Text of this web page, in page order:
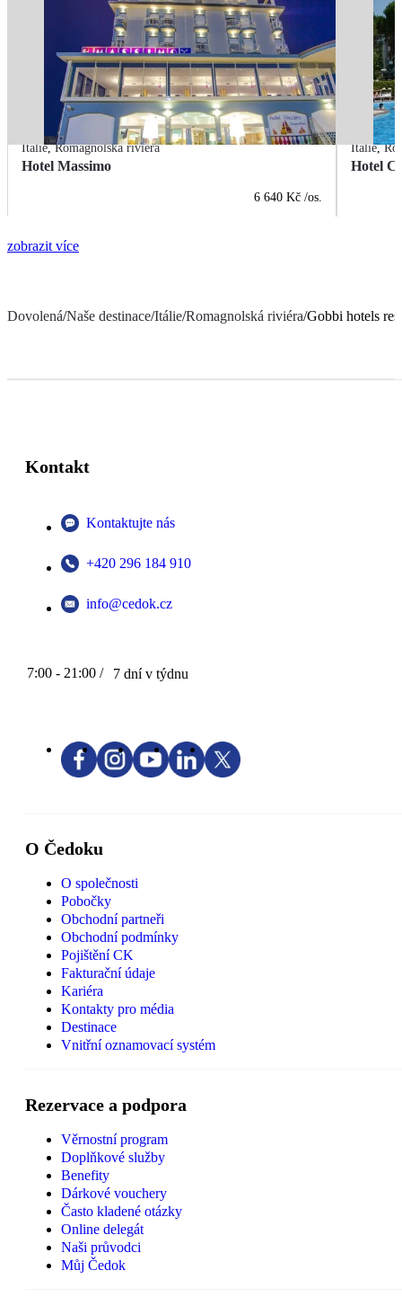
Itálie,Romagnolská riviéra
Hotel Massimo
6 640 Kč /os.
Itálie,
Hotel
zobrazit více
Dovolená/Naše destinace/Itálie/Romagnolská riviéra/Gobbi hotels
Kontakt
Kontaktujte nás
+420 296 184 910
info@cedok.cz
7:00 - 21:00 / 7 dní v týdnu
O Čedoku
O společnosti
Pobočky
Obchodní partneři
Obchodní podmínky
Pojištění CK
Fakturační údaje
Kariéra
Kontakty pro média
Destinace
Vnitřní oznamovací systém
Rezervace a podpora
Věrnostní program
Doplňkové služby
Benefity
Dárkové vouchery
Často kladené otázky
Online delegát
Naši průvodci
Můj Čedok